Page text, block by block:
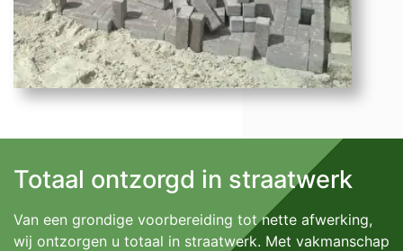
Totaal ontzorgd in straatwerk
Van een grondige voorbereiding tot nette afwerking,
wij ontzorgen u totaal in straatwerk. Met vakmanschap